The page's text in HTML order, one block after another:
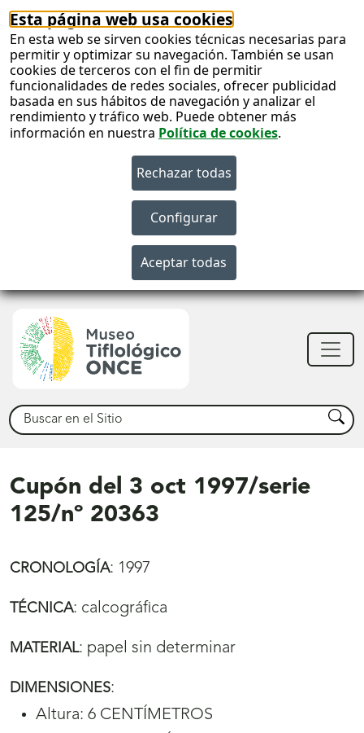
Esta página web usa cookies
En esta web se sirven cookies técnicas necesarias para
permitir y optimizar su navegación. También se usan
cookies de terceros con el fin de permitir
funcionalidades de redes sociales, ofrecer publicidad
basada en sus hábitos de navegación y analizar el
rendimiento y tráfico web. Puede obtener más
información en nuestra Política de cookies.
Buscar Buscar
Cupón del 3 oct 1997/serie
125/nº 20363
CRONOLOGÍA: 1997
TÉCNICA: calcográfica
MATERIAL: papel sin determinar
DIMENSIONES:
Altura: 6 CENTÍMETROS